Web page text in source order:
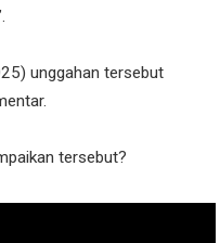
unggahan tersebut
tersebut?